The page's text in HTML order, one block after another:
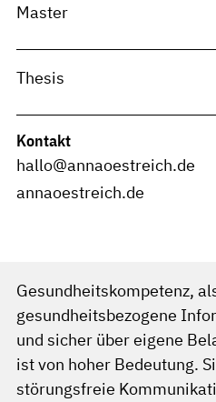
Master
Thesis
Kontakt
hallo@annaoestreich.de
annaoestreich.de
Gesundheitskompetenz,
gesundheitsbezogene
und sicher über eigene
ist von hoher Bedeutung.
störungsfreie